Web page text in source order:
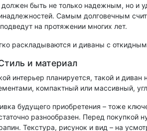
быть не только надежным, но и
Самым долговечным
на протяжении многих лет.
раскладываются и диваны с
и материал
интерьер планируется, такой и
компактный или массивный,
будущего приобретения – тоже
разнообразен. Перед
Текстура, рисунок и вид – на